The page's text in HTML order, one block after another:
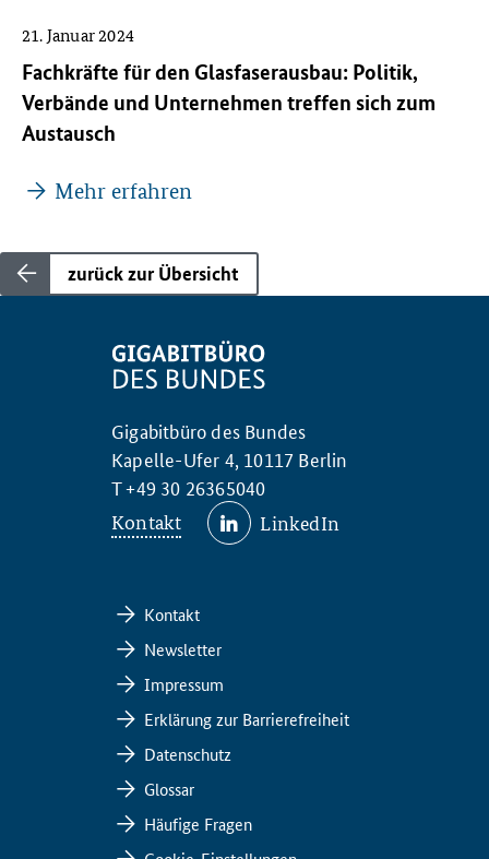
Fachkräfte für den Glasfaserausbau: Politik,
Verbände und Unternehmen treffen sich zum
Austausch
21. Januar 2024
Mehr erfahren
zurück zur Übersicht
Gigabitbüro des Bundes
Kapelle-Ufer 4, 10117 Berlin
T +49 30 26365040
Kontakt LinkedIn
Kontakt
Newsletter
Impressum
Erklärung zur Barrierefreiheit
Datenschutz
Glossar
Häufige Fragen